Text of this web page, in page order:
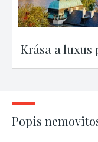
Krása a luxus
Popis